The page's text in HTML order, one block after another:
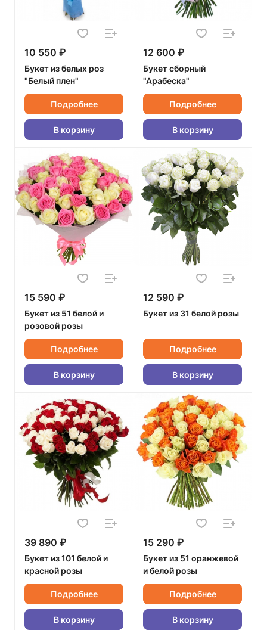
10 550 ₽
Букет из белых роз
"Белый плен"
Подробнее
В корзину
12 600 ₽
Букет сборный
"Арабеска"
Подробнее
В корзину
15 590 ₽
Букет из 51 белой и
розовой розы
Подробнее
В корзину
12 590 ₽
Букет из 31 белой розы
Подробнее
В корзину
39 890 ₽
Букет из 101 белой и
красной розы
Подробнее
В корзину
15 290 ₽
Букет из 51 оранжевой
и белой розы
Подробнее
В корзину